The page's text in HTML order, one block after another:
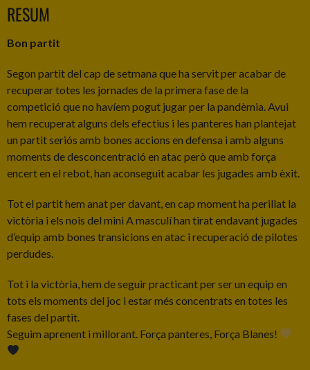
RESUM
Bon partit
Segon partit del cap de setmana que ha servit per acabar de
recuperar totes les jornades de la primera fase de la
competició que no havíem pogut jugar per la pandèmia. Avui
hem recuperat alguns dels efectius i les panteres han plantejat
un partit seriós amb bones accions en defensa i amb alguns
moments de desconcentració en atac però que amb força
encert en el rebot, han aconseguit acabar les jugades amb èxit.
Tot el partit hem anat per davant, en cap moment ha perillat la
victòria i els nois del mini A masculí han tirat endavant jugades
d’equip amb bones transicions en atac i recuperació de pilotes
perdudes.
Tot i la victòria, hem de seguir practicant per ser un equip en
tots els moments del joc i estar més concentrats en totes les
fases del partit.
Seguim aprenent i millorant. Força panteres, Força Blanes!